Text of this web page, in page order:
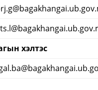
хэлтэс